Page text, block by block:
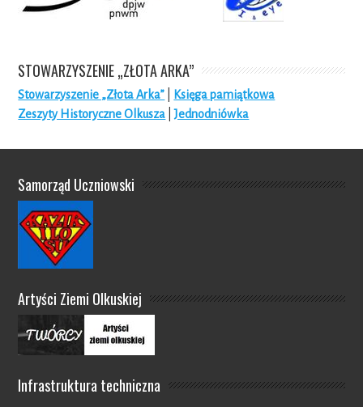
STOWARZYSZENIE „ZŁOTA ARKA”
Stowarzyszenie „Złota Arka”
Księga pamiątkowa
Zeszyty Historyczne Olkusza |Jednodniówka
Samorząd Uczniowski
Artyści Ziemi Olkuskiej
Infrastruktura techniczna